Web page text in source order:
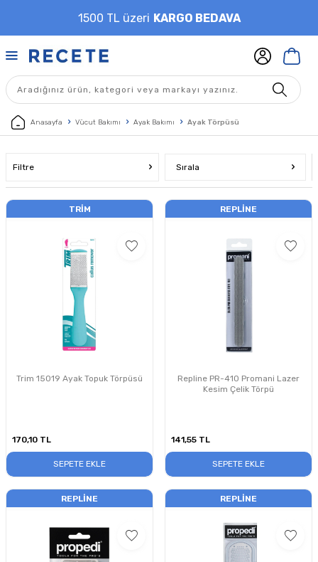
1500 TL üzeri KARGO BEDAVA
Anasayfa Vücut Bakımı Ayak Bakımı Ayak Törpüsü
Filtre Sırala
TRIM
Trim 15019 Ayak Topuk Törpüsü
170,10 TL
SEPETE EKLE
REPLINE
Repline PR-410 Promani Lazer
Kesim Çelik Törpü
141,55 TL
SEPETE EKLE
REPLINE REPLINE